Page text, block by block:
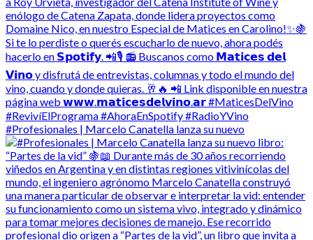
#Profesionales | Marcelo Canatella lanza su nuevo